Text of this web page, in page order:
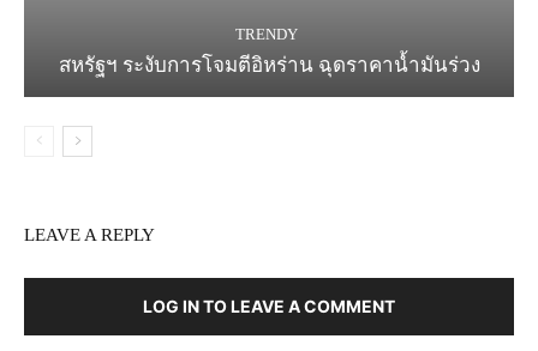
TRENDY
สหรัฐฯ ระงับการโจมตีอิหร่าน ฉุดราคาน้ำมันร่วง
LEAVE A REPLY
LOG IN TO LEAVE A COMMENT